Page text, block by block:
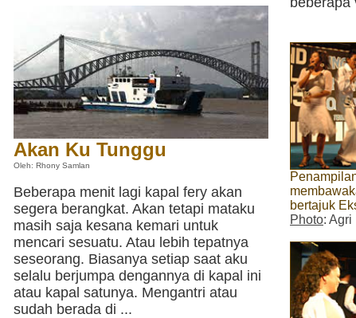
Akan Ku Tunggu
Oleh: Rhony Samlan
Beberapa menit lagi kapal fery akan
segera berangkat. Akan tetapi mataku
masih saja kesana kemari untuk
mencari sesuatu. Atau lebih tepatnya
seseorang. Biasanya setiap saat aku
selalu berjumpa dengannya di kapal ini
atau kapal satunya. Mengantri atau
sudah berada di ...
bertajuk
Photo: Agri